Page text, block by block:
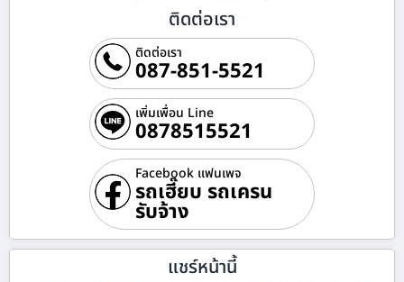
ติดต่อเรา
ติดต่อเรา
087-851-5521
เพิ่มเพื่อน Line
0878515521
Facebook แฟนเพจ
รถเฮี๊ยบ รถเครน
รับจ้าง
แชร์หน้านี้